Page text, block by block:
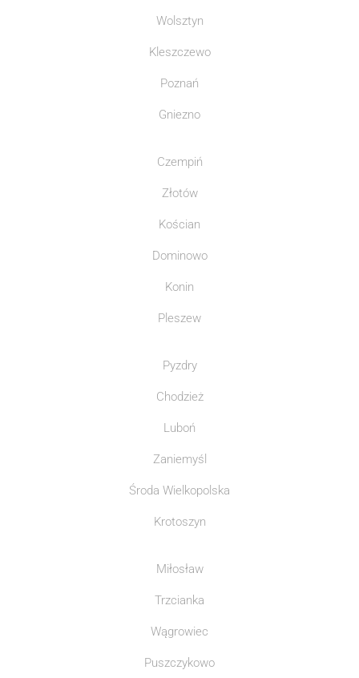
Wolsztyn
Kleszczewo
Poznań
Gniezno
Czempiń
Złotów
Kościan
Dominowo
Konin
Pleszew
Pyzdry
Chodzież
Luboń
Zaniemyśl
Środa Wielkopolska
Krotoszyn
Miłosław
Trzcianka
Wągrowiec
Puszczykowo